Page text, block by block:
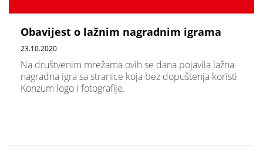
Obavijest o lažnim nagradnim igrama
23.10.2020
Na društvenim mrežama ovih se dana pojavila lažna
nagradna igra sa stranice koja bez dopuštenja koristi
Konzum logo i fotografije.